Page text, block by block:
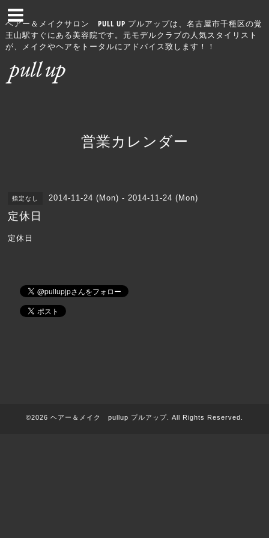
ヘアー＆メイクサロン PULL UP プルアップは、名古屋市千種区の覚
王山駅すぐにある美容院です。元モデルクラブの人気スタイリスト
が、メイクやヘアをトータルにアドバイス致します！！
営業カレンダー
指定なし 2014-11-24 (Mon) - 2014-11-24 (Mon)
定休日
定休日
©2026 ヘアー＆メイク pullup プルアップ . All Rights Reserved.